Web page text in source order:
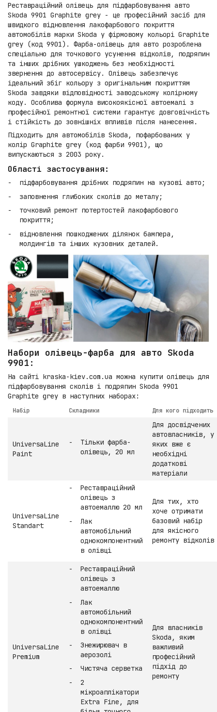
Реставраційний олівець для підфарбовування авто
Skoda 9901 Graphite grey - це професійний засіб для
швидкого відновлення лакофарбового покриття
автомобілів марки Skoda у фірмовому кольорі Graphite
grey (код 9901). Фарба-олівець для авто розроблена
спеціально для точкового усунення відколів, подряпин
та інших дрібних ушкоджень без необхідності
звернення до автосервісу. Олівець забезпечує
ідеальний збіг кольору з оригінальним покриттям
Skoda завдяки відповідності заводському колірному
коду. Особлива формула високоякісної автоемалі з
професійної ремонтної системи гарантує довговічність
і стійкість до зовнішніх впливів після нанесення.
Підходить для автомобілів Skoda, пофарбованих у
колір Graphite grey (код фарби 9901), що
випускаються з 2003 року.
Області застосування:
підфарбовування дрібних подряпин на кузові авто;
заповнення глибоких сколів до металу;
точковий ремонт потертостей лакофарбового
покриття;
відновлення пошкоджених ділянок бампера,
молдингів та інших кузовних деталей.
Набори олівець-фарба для авто Skoda
9901:
На сайті kraska-kiev.com.ua можна купити олівець для
підфарбовування сколів і подряпин Skoda 9901
Graphite grey в наступних наборах:
Набір Складники Для кого підходить
UniversaLine
Paint
Тільки фарба-
олівець, 20 мл
Для досвідчених
автовласників, у
яких вже є
необхідні
додаткові
матеріали
UniversaLine
Standart
Реставраційний
олівець з
автоемаллю 20 мл
Лак
автомобільний
однокомпонентний
в олівці
Для тих, хто
хоче отримати
базовий набір
для якісного
ремонту відколів
UniversaLine
Premium
Реставраційний
олівець з
автоемаллю
Лак
автомобільний
однокомпонентний
в олівці
Знежирювач в
аерозолі
Чистяча серветка
2
мікроаплікатори
Extra Fine, для
Для власників
Skoda, яким
важливий
професійний
підхід до
ремонту